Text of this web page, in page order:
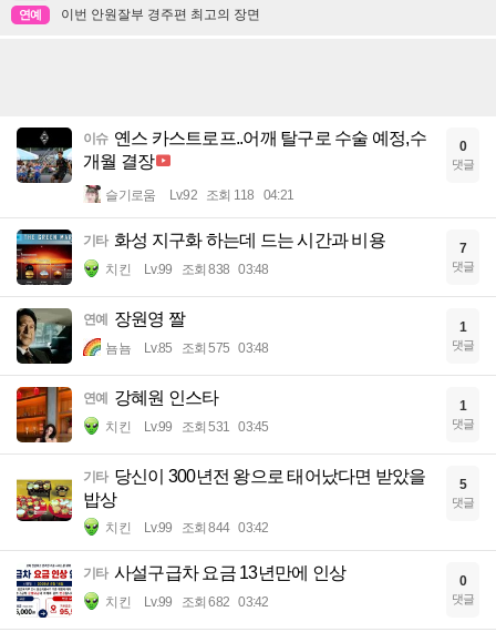
연예 이번 안원잘부 경주편 최고의 장면
이슈 옌스 카스트로프..어깨 탈구로 수술 예정,수
개월 결장
슬기로움 Lv.92 조회 118 04:21
0
댓글
기타 화성 지구화 하는데 드는 시간과 비용
치킨 Lv.99 조회 838 03:48
7
댓글
연예 장원영 짤
뇸뇸 Lv.85 조회 575 03:48
1
댓글
연예 강혜원 인스타
치킨 Lv.99 조회 531 03:45
1
댓글
기타 당신이 300년전 왕으로 태어났다면 받았을
밥상
치킨 Lv.99 조회 844 03:42
5
댓글
기타 사설구급차 요금 13년만에 인상
치킨 Lv.99 조회 682 03:42
0
댓글